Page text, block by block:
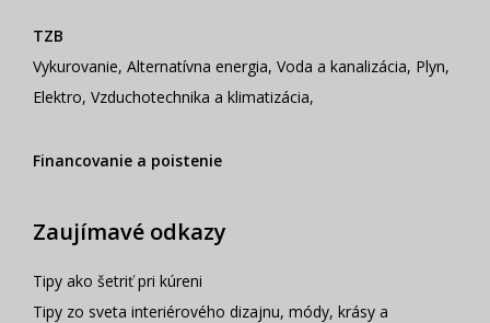
TZB
Vykurovanie, Alternatívna energia, Voda a kanalizácia, Plyn,
Elektro, Vzduchotechnika a klimatizácia,
Financovanie a poistenie
Zaujímavé odkazy
Tipy ako šetriť pri kúreni
Tipy zo sveta interiérového dizajnu, módy, krásy a